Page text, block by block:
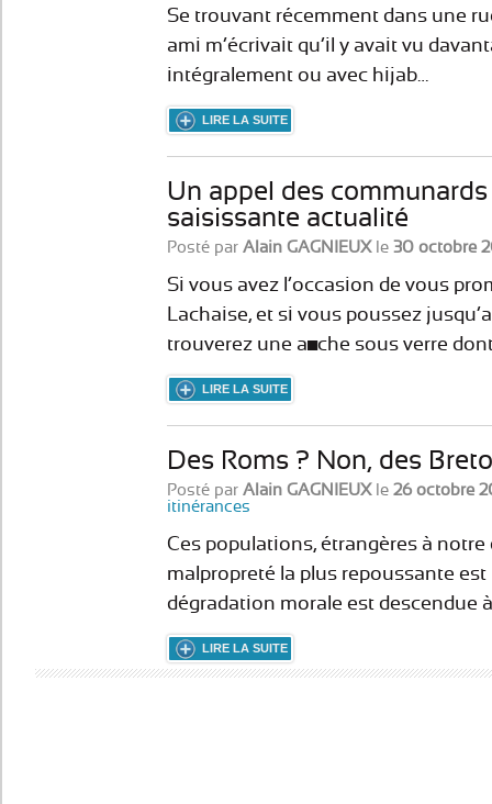
Se trouvant récemment dans une
ami m’écrivait qu’il y avait vu
intégralement ou avec hijab…
LIRE LA SUITE
Un appel des communards
saisissante actualité
Posté par Alain GAGNIEUX le 30 octobre
Si vous avez l’occasion de vous
Lachaise, et si vous poussez
trouverez une affiche sous verre
LIRE LA SUITE
Des Roms ? Non, des
Posté par Alain GAGNIEUX le 26 octobre
itinérances
Ces populations, étrangères à
malpropreté la plus repoussante
dégradation morale est descendue
LIRE LA SUITE